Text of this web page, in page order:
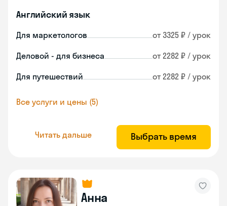
Английский язык
Для маркетологов от 3325 ₽ / урок
Деловой - для бизнеса от 2282 ₽ / урок
Для путешествий от 2282 ₽ / урок
Все услуги и цены (5)
Читать дальше Выбрать время
Анна